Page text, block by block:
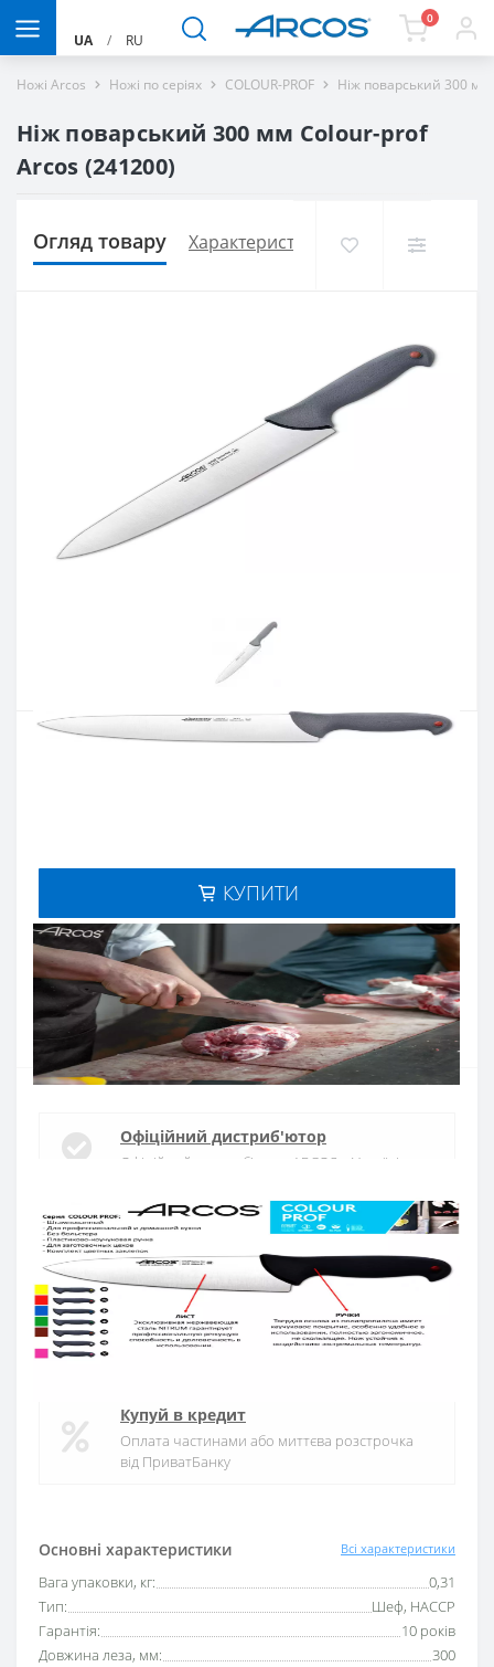
UA / RU
0
Ножі Arcos Ножі по серіях COLOUR-PROF Ніж поварський 300
Ніж поварський 300 мм Сolour-prof
Arcos (241200)
Огляд товару Характеристики Доставка і
Артикул:241200
КУПИТИ
Купити в один клік
Введіть номер телефону і ми передзвонимо
Купити
Основні характеристики Всі характеристики
Вага упаковки, кг:
0,31
Тип:
Шеф, HACCP
Гарантія:
10 років
Довжина леза, мм:
300
Офіційний дистриб'ютор
Офіційний дистриб'ютор ARCOS в Україні
Швидка доставка
Доставка протягом 1-3 днів по Україні
Гарантія якості
10 років гарантія на ножі
Купуй в кредит
Оплата частинами або миттєва розстрочка
від ПриватБанку